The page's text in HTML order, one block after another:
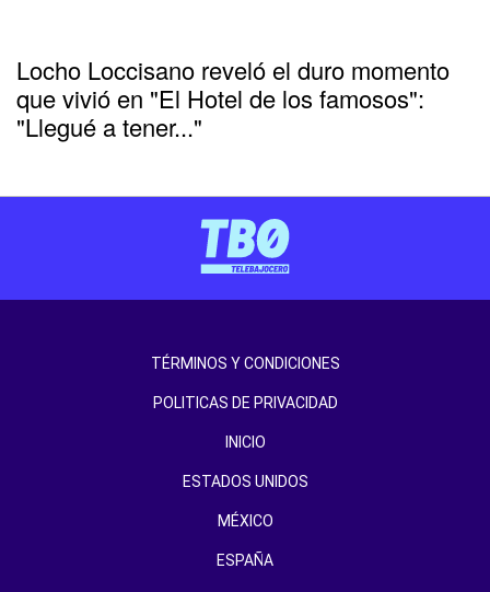
Locho Loccisano reveló el duro momento
que vivió en "El Hotel de los famosos":
"Llegué a tener..."
TÉRMINOS Y CONDICIONES
POLITICAS DE PRIVACIDAD
INICIO
ESTADOS UNIDOS
MÉXICO
ESPAÑA